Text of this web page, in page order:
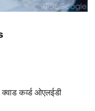
कर्व्ड ओएलईडी